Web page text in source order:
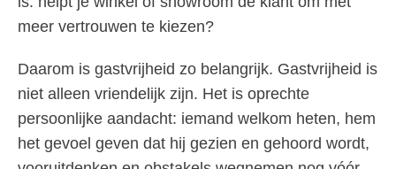
meer vertrouwen te kiezen?
Daarom is gastvrijheid zo belangrijk. Gastvrijheid is
niet alleen vriendelijk zijn. Het is oprechte
persoonlijke aandacht: iemand welkom heten, hem
het gevoel geven dat hij gezien en gehoord wordt,